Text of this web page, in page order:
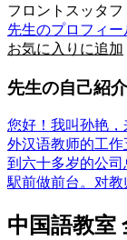
フロントスッタフ
先生のプロフィー
お気に入りに追加
先生の自己紹介
您好！我叫孙艳
外汉语教师的工
到六十多岁的公
駅前做前台。对
中国語教室